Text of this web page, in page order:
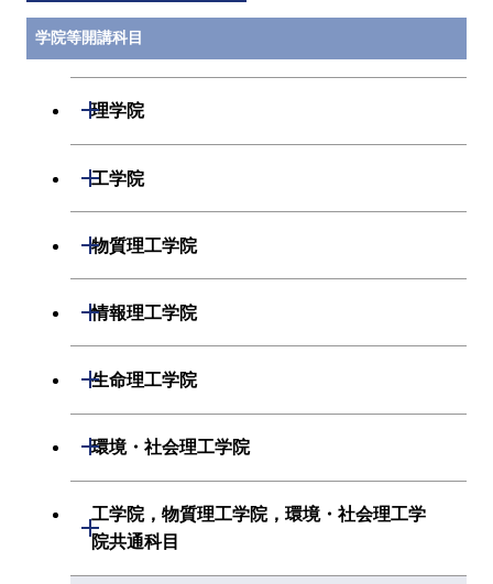
学院等開講科目
理学院
開閉
化学系
初年次専門科目
創造プロセス科目
共通専門科目
工学院
開閉
機械系
電気電子系
経営工学系
初年次専門科目
創造プロセス科目
物質理工学院
開閉
材料系
初年次専門科目
共通専門科目
情報理工学院
開閉
数理・計算科学系
初年次専門科目
創造プロセス科目
生命理工学院
開閉
生命理工学系
創造プロセス科目
環境・社会理工学院
開閉
建築学系
工学院，物質理工学院，環境・社会理工学
院共通科目
開閉